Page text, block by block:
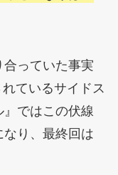
っていた事実
ているサイドス
』ではこの伏線
り、最終回は